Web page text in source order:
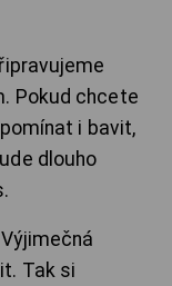
Pokud chcete
i bavit,
dlouho
Tak si